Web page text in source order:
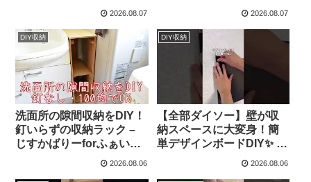
#冷蔵庫収納 #野菜室収納
2026.08.07
プ・折り紙で高見え100均
供からシニアのレクリエ
ーション／How to make a
rose – 簡単結び方辞典 /
How to tie
2026.08.07
DIY収納
洗面所の隙間収納をDIY！
釘いらずの収納ラック –
じすかばりーforふぁいん
2026.08.06
DIY収納
【全部ダイソー】壁が収
納スペースに大変身！簡
単デザインボードDIY✨ –
2026.08.06